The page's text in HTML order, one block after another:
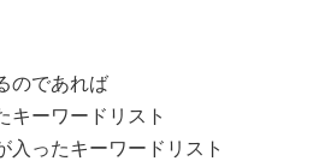
のであれば
キーワードリスト
入ったキーワードリスト